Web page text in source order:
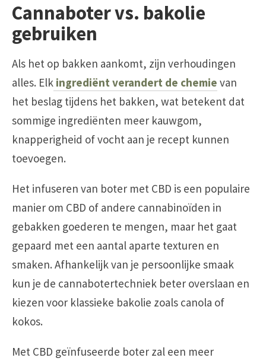
Cannaboter vs. bakolie
gebruiken
Als het op bakken aankomt, zijn verhoudingen
alles. Elk ingrediënt verandert de chemie van
het beslag tijdens het bakken, wat betekent dat
sommige ingrediënten meer kauwgom,
knapperigheid of vocht aan je recept kunnen
toevoegen.
Het infuseren van boter met CBD is een populaire
manier om CBD of andere cannabinoïden in
gebakken goederen te mengen, maar het gaat
gepaard met een aantal aparte texturen en
smaken. Afhankelijk van je persoonlijke smaak
kun je de cannabotertechniek beter overslaan en
kiezen voor klassieke bakolie zoals canola of
kokos.
Met CBD geïnfuseerde boter zal een meer